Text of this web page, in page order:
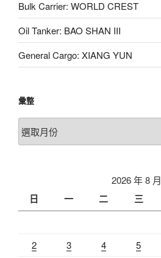
Bulk Carrier: WORLD CREST
Oil Tanker: BAO SHAN III
General Cargo: XIANG YUN
彙整
彙
整
2026 年 8 月
日 一 二 三
2
3 4 5